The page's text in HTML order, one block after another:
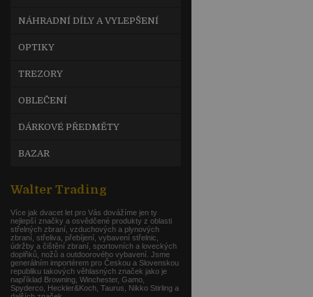
NÁHRADNÍ DÍLY A VYLEPŠENÍ
OPTIKY
TREZORY
OBLEČENÍ
DÁRKOVÉ PŘEDMĚTY
BAZAR
Walter Trading
Více jak dvacet let pro Vás dovážíme jen ty
nejlepší značky a osvědčené produkty z oblasti
střelných zbraní, vzduchových a plynových
zbraní, střeliva, přebíjení, vybavení střelnic,
údržby a čištění zbraní, sportovních a loveckých
doplňků, nožů a outdoorového vybavení. Jsme
generálním importérem pro Českou a Slovenskou
republiku takových věhlasných značek jako je
například Browning, Winchester, Gamo,
Spyderco, Heckler&Koch, Taurus, Nikko Stirling a